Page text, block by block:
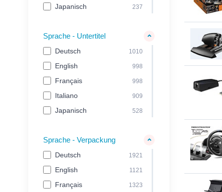
Nitro Concepts 18
Numskull
Oplite 62
Outright Games 33
OXS Audio 10
Perp 6
Playseat 28
PQube
Razer 213
Rockstar Games 4
Silver Lining 27
Japanisch 237
Sprache - Untertitel
Deutsch 1010
English 998
Français 998
Italiano 909
Japanisch 528
Sprache - Verpackung
Deutsch 1921
English 1121
Français 1323